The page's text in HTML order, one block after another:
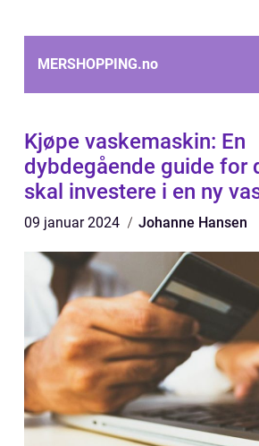
MERSHOPPING.no
Kjøpe vaskemaskin: En
dybdegående guide for
skal investere i en ny
09 januar 2024 Johanne Hansen